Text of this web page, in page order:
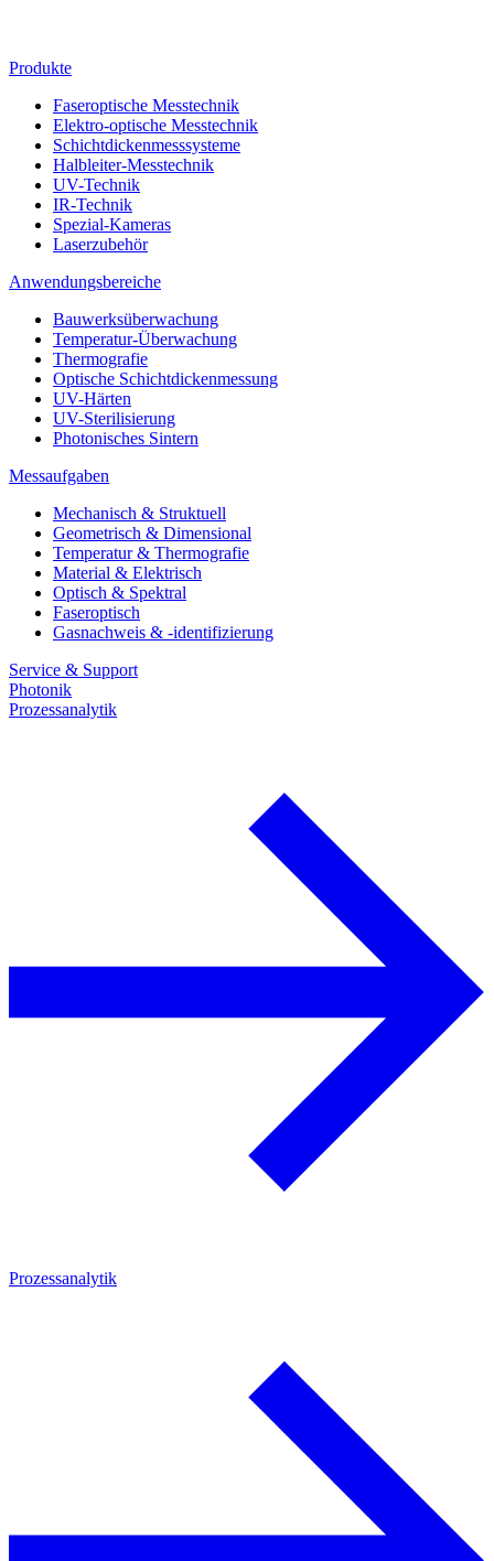
Produkte
Faseroptische Messtechnik
Elektro-optische Messtechnik
Schichtdickenmesssysteme
Halbleiter-Messtechnik
UV-Technik
IR-Technik
Spezial-Kameras
Laserzubehör
Anwendungsbereiche
Bauwerksüberwachung
Temperatur-Überwachung
Thermografie
Optische Schichtdickenmessung
UV-Härten
UV-Sterilisierung
Photonisches Sintern
Messaufgaben
Mechanisch & Struktuell
Geometrisch & Dimensional
Temperatur & Thermografie
Material & Elektrisch
Optisch & Spektral
Faseroptisch
Gasnachweis & -identifizierung
Service & Support
Photonik
Prozessanalytik
Prozessanalytik